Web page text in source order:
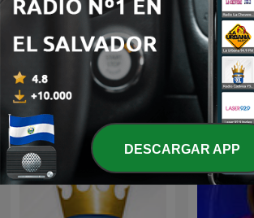
Mostrar más episodios
Más podcasts de Noticias
DESCARGAR APP